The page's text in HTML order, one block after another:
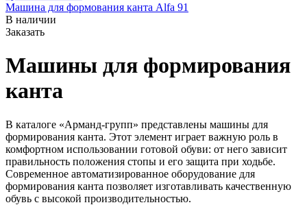
Машина для формования канта Alfa 91
В наличии
Заказать
Машины для формирования
канта
В каталоге «Арманд-групп» представлены машины для
формирования канта. Этот элемент играет важную роль в
комфортном использовании готовой обуви: от него зависит
правильность положения стопы и его защита при ходьбе.
Современное автоматизированное оборудование для
формирования канта позволяет изготавливать качественную
обувь с высокой производительностью.